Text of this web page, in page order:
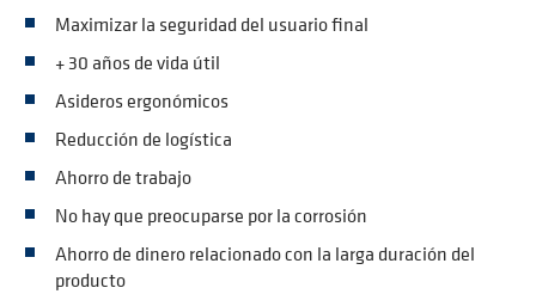
Maximizar la seguridad del usuario final
+ 30 años de vida útil
Asideros ergonómicos
Reducción de logística
Ahorro de trabajo
No hay que preocuparse por la corrosión
Ahorro de dinero relacionado con la larga duración del
producto